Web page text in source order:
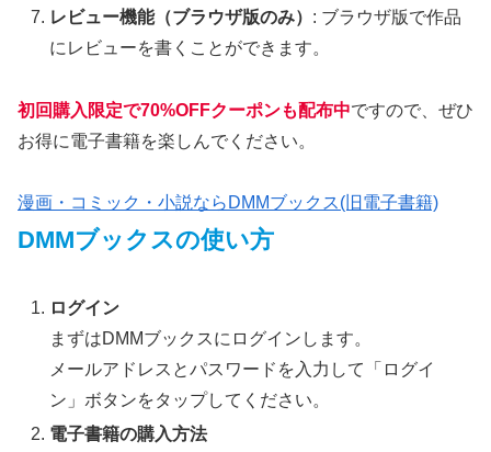
レビュー機能（ブラウザ版のみ） : ブラウザ版で作品
にレビューを書くことができます。
初回購入限定で70%OFFクーポンも配布中ですので、ぜひ
お得に電子書籍を楽しんでください。
漫画・コミック・小説ならDMMブックス(旧電子書籍)
DMMブックスの使い方
ログイン
まずはDMMブックスにログインします。
メールアドレスとパスワードを入力して「ログイ
ン」ボタンをタップしてください。
電子書籍の購入方法